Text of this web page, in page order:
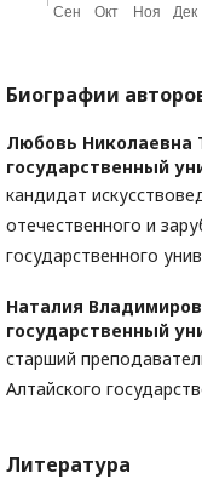
Биографии
Любовь Николаевна
государственный
кандидат
отечественного и
государственного
Наталия
государственный
старший
Алтайского
Литература